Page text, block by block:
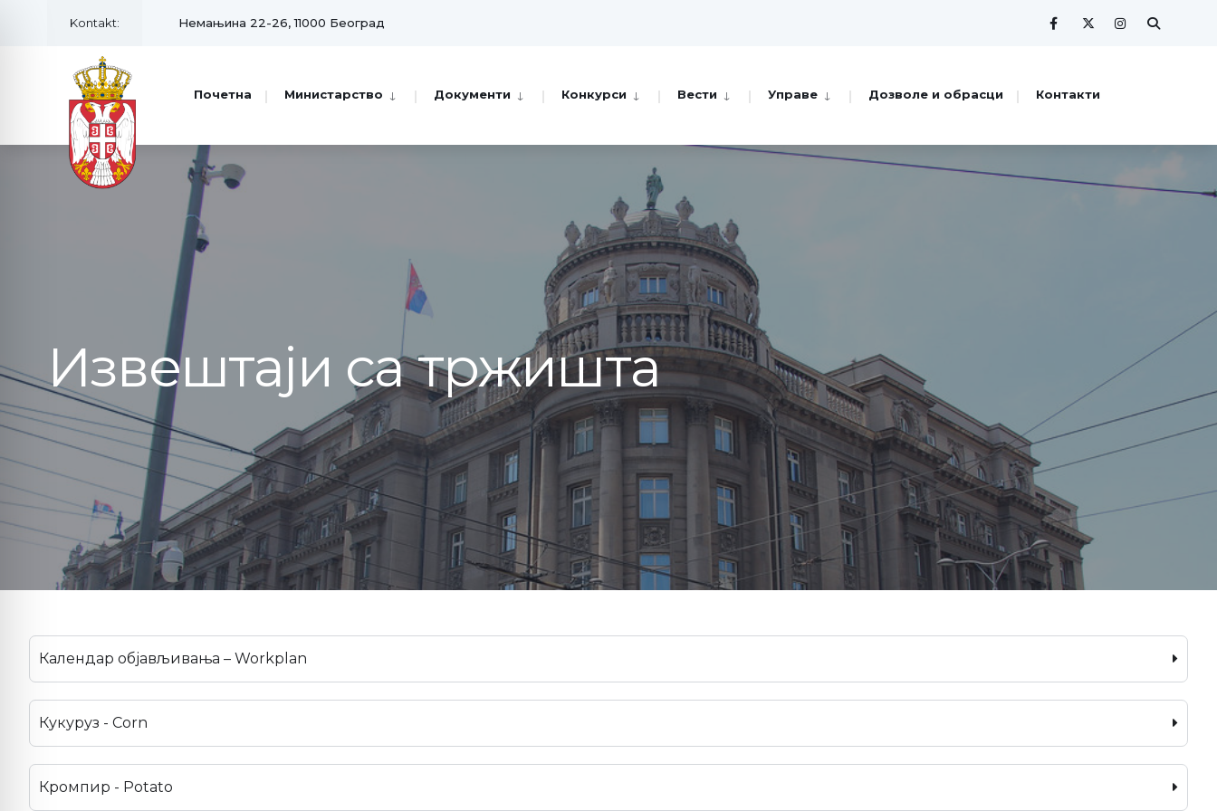
Kontakt: Немањина 22-26, 11000 Београд
Почетна Министарство Документи Конкурси Вести Управе Дозволе и обрасци Контакти
Извештаји са тржишта
Календар објављивања – Workplan
Кукуруз - Corn
Кромпир - Potato